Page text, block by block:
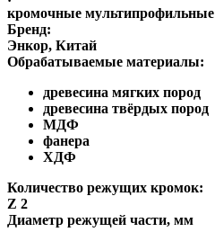
кромочные мультипрофильные
Бренд:
Энкор, Китай
Обрабатываемые материалы:
древесина мягких пород
древесина твёрдых пород
МДФ
фанера
ХДФ
Количество режущих кромок:
Z 2
Диаметр режущей части, мм